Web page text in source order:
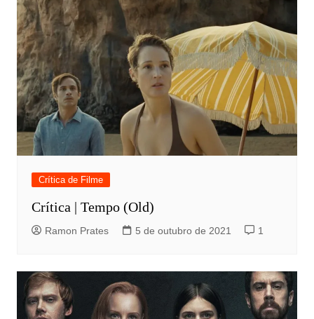
Crítica de Filme
Crítica | Tempo (Old)
Ramon Prates 5 de outubro de 2021 1